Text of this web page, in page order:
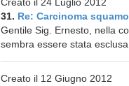
31. Re: Carcinoma
Gentile Sig. Ernesto, nella
sembra essere stata
Creato il 12 Giugno 2012